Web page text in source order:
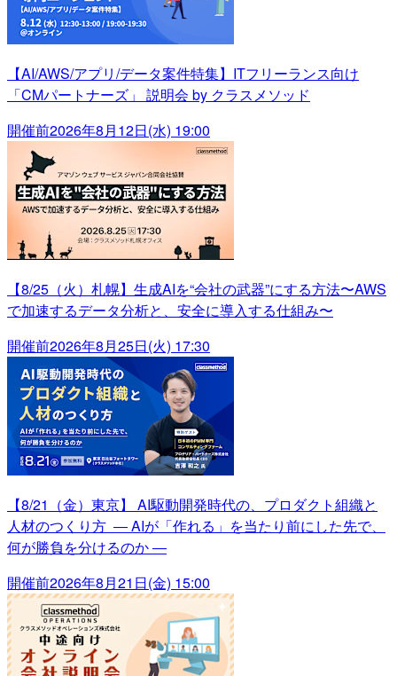
【AI/AWS/アプリ/データ案件特集】ITフリーランス向け
「CMパートナーズ」 説明会 by クラスメソッド
開催前2026年8月12日(水) 19:00
【8/25（火）札幌】生成AIを“会社の武器”にする方法〜AWS
で加速するデータ分析と、安全に導入する仕組み〜
開催前2026年8月25日(火) 17:30
【8/21（金）東京】 AI駆動開発時代の、プロダクト組織と
人材のつくり方 ― AIが「作れる」を当たり前にした先で、
何が勝負を分けるのか ―
開催前2026年8月21日(金) 15:00